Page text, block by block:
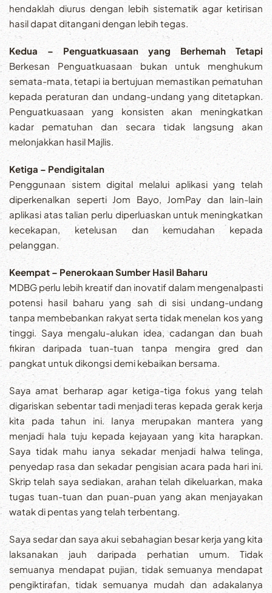
hendaklah diurus dengan lebih sistematik agar ketirisan
hasil dapat ditangani dengan lebih tegas.
Kedua – Penguatkuasaan yang Berhemah Tetapi
Berkesan Penguatkuasaan bukan untuk menghukum
semata-mata, tetapi ia bertujuan memastikan pematuhan
kepada peraturan dan undang-undang yang ditetapkan.
Penguatkuasaan yang konsisten akan meningkatkan
kadar pematuhan dan secara tidak langsung akan
melonjakkan hasil Majlis.
Ketiga – Pendigitalan
Penggunaan sistem digital melalui aplikasi yang telah
diperkenalkan seperti Jom Bayo, JomPay dan lain-lain
aplikasi atas talian perlu diperluaskan untuk meningkatkan
kecekapan, ketelusan dan kemudahan kepada
pelanggan.
Keempat – Penerokaan Sumber Hasil Baharu
MDBG perlu lebih kreatif dan inovatif dalam mengenalpasti
potensi hasil baharu yang sah di sisi undang-undang
tanpa membebankan rakyat serta tidak menelan kos yang
tinggi. Saya mengalu-alukan idea, cadangan dan buah
fikiran daripada tuan-tuan tanpa mengira gred dan
pangkat untuk dikongsi demi kebaikan bersama.
Saya amat berharap agar ketiga-tiga fokus yang telah
digariskan sebentar tadi menjadi teras kepada gerak kerja
kita pada tahun ini. Ianya merupakan mantera yang
menjadi hala tuju kepada kejayaan yang kita harapkan.
Saya tidak mahu ianya sekadar menjadi halwa telinga,
penyedap rasa dan sekadar pengisian acara pada hari ini.
Skrip telah saya sediakan, arahan telah dikeluarkan, maka
tugas tuan-tuan dan puan-puan yang akan menjayakan
watak di pentas yang telah terbentang.
Saya sedar dan saya akui sebahagian besar kerja yang kita
laksanakan jauh daripada perhatian umum. Tidak
semuanya mendapat pujian, tidak semuanya mendapat
pengiktirafan, tidak semuanya mudah dan adakalanya